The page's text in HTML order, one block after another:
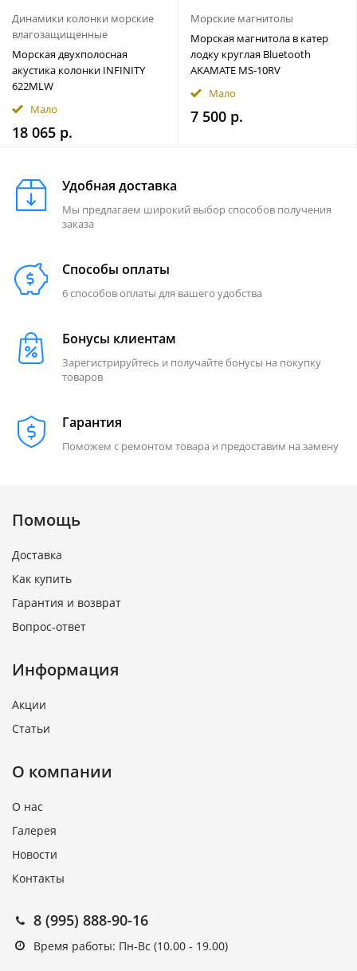
Динамики колонки морские
влагозащищенные
Морская двухполосная
акустика колонки INFINITY
622MLW
Мало
18 065 р.
Морские магнитолы
Морская магнитола в катер
лодку круглая Bluetooth
AKAMATE MS-10RV
Мало
7 500 р.
Удобная доставка
Мы предлагаем широкий выбор способов получения
заказа
Способы оплаты
6 способов оплаты для вашего удобства
Бонусы клиентам
Зарегистрируйтесь и получайте бонусы на покупку
товаров
Гарантия
Поможем с ремонтом товара и предоставим на замену
Помощь
Доставка
Как купить
Гарантия и возврат
Вопрос-ответ
Информация
Акции
Статьи
О компании
О нас
Галерея
Новости
Контакты
8 (995) 888-90-16
Время работы: Пн-Вс (10.00 - 19.00)